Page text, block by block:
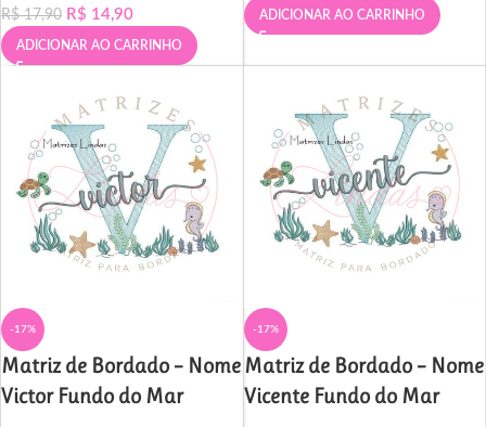
R$17,90 R$ 14,90
ADICIONAR AO CARRINHO
ADICIONAR AO CARRINHO
-17%
Matriz de Bordado – Nome
Victor Fundo do Mar
-17%
Matriz de Bordado – Nome
Vicente Fundo do Mar